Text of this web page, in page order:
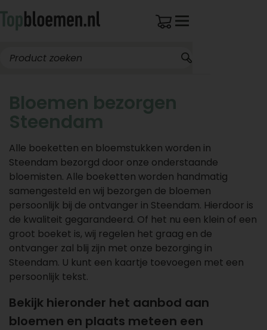
Bloemen bezorgen
Steendam
Alle boeketten en bloemstukken worden in
Steendam bezorgd door onze onderstaande
bloemisten. Alle boeketten worden handmatig
samengesteld en wij bezorgen de bloemen
persoonlijk bij de ontvanger in Steendam. Hierdoor is
de kwaliteit gegarandeerd. Of het nu een klein of een
groot boeket is, wij regelen het graag en de
ontvanger zal blij zijn met onze bezorging in
Steendam. U kunt een kaartje toevoegen met een
persoonlijk tekst.
Bekijk hieronder het aanbod aan
bloemen en plaats meteen een